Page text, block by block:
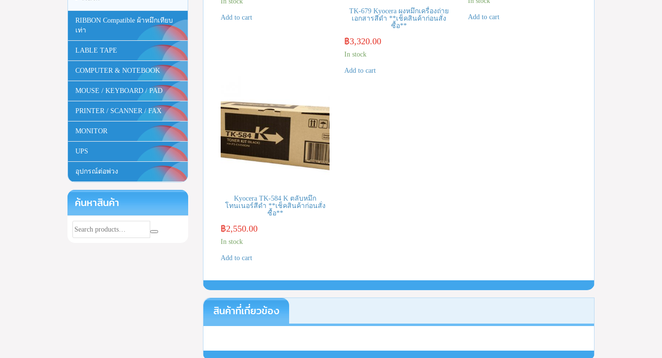
Add to cart
TK-679 Kyocera ผงหมึกเครื่องถ่าย
เอกสารสีดำ **เช็คสินค้าก่อนสั่ง
ซื้อ**
฿3,320.00
In stock
Add to cart
Add to cart
Kyocera TK-584 K ตลับหมึก
โทนเนอร์สีดำ **เช็คสินค้าก่อนสั่ง
ซื้อ**
฿2,550.00
In stock
Add to cart
สินค้าที่เกี่ยวข้อง
RIBBON Compatible ผ้าหมึกเทียบ
เท่า
LABLE TAPE
COMPUTER & NOTEBOOK
MOUSE / KEYBOARD / PAD
PRINTER / SCANNER / FAX
MONITOR
UPS
อุปกรณ์ต่อพ่วง
ค้นหาสินค้า